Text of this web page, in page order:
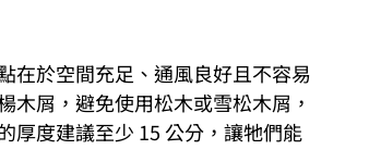
在於空間充足、通風良好且不容易
屑，避免使用松木或雪松木屑，
厚度建議至少 15 公分，讓牠們能